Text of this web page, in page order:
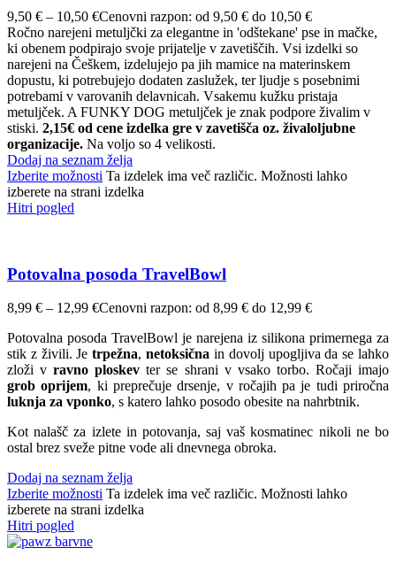
9,50 € – 10,50 €Cenovni razpon: od 9,50 € do 10,50 €
Ročno narejeni metuljčki za elegantne in 'odštekane' pse in mačke,
ki obenem podpirajo svoje prijatelje v zavetiščih. Vsi izdelki so
narejeni na Češkem, izdelujejo pa jih mamice na materinskem
dopustu, ki potrebujejo dodaten zaslužek, ter ljudje s posebnimi
potrebami v varovanih delavnicah. Vsakemu kužku pristaja
metuljček. A FUNKY DOG metuljček je znak podpore živalim v
stiski. 2,15€ od cene izdelka gre v zavetišča oz. živaloljubne
organizacije. Na voljo so 4 velikosti.
Dodaj na seznam želja
Izberite možnosti Ta izdelek ima več različic. Možnosti lahko
izberete na strani izdelka
Hitri pogled
Potovalna posoda TravelBowl
8,99 € – 12,99 €Cenovni razpon: od 8,99 € do 12,99 €
Potovalna posoda TravelBowl je narejena iz silikona primernega za
stik z živili. Jetrpežna,netoksična in dovolj upogljiva da se lahko
zloži vravno ploskev ter se shrani v vsako torbo. Ročaji imajo
grob oprijem, ki preprečuje drsenje, v ročajih pa je tudi priročna
luknja za vponko, s katero lahko posodo obesite na nahrbtnik.
Kot nalašč za izlete in potovanja, saj vaš kosmatinec nikoli ne bo
ostal brez sveže pitne vode ali dnevnega obroka.
Dodaj na seznam želja
Izberite možnosti Ta izdelek ima več različic. Možnosti lahko
izberete na strani izdelka
Hitri pogled